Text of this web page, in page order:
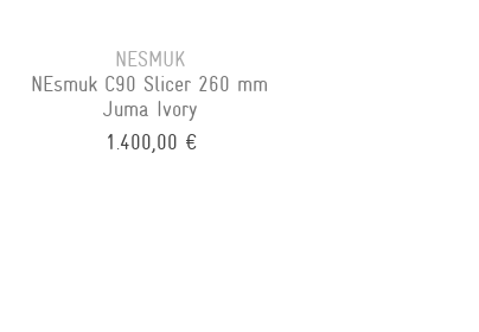
NESMUK
NEsmuk C90 Slicer 260 mm
Juma Ivory
1.400,00 €